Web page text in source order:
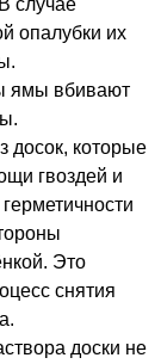
опалубки их
ямы вбивают
досок, которые
гвоздей и
Это
снятия
доски не